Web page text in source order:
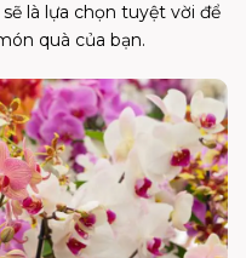
sẽ là lựa chọn tuyệt vời để
quà của bạn.